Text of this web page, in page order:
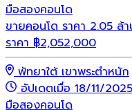
มือสองคอนโด
ขายคอนโด ราคา 2.05 ล้า
ราคา ฿2,052,000
พัทยาใต้ เขาพระตำหนัก
อัปเดตเมื่อ 18/11/2025
มือสองคอนโด